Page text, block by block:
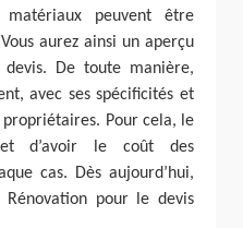
peuvent être
aurez ainsi un aperçu
De toute manière,
avec ses spécificités et
propriétaires. Pour cela, le
d’avoir le coût des
cas. Dès aujourd’hui,
Rénovation pour le devis